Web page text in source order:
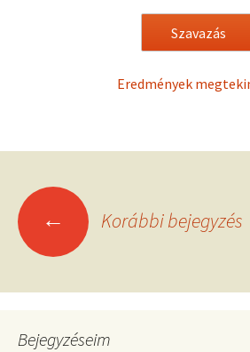
Eredmények
← Korábbi bejegyzés
Bejegyzéseim